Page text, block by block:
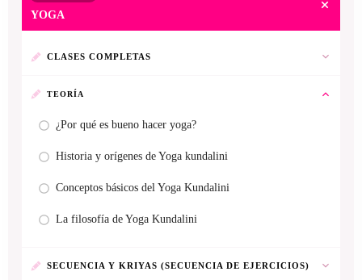
YOGA
CLASES COMPLETAS
TEORÍA
¿Por qué es bueno hacer yoga?
Historia y orígenes de Yoga kundalini
Conceptos básicos del Yoga Kundalini
La filosofía de Yoga Kundalini
SECUENCIA Y KRIYAS (SECUENCIA DE EJERCICIOS)